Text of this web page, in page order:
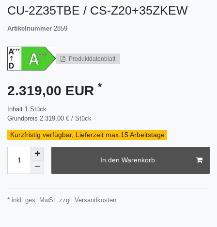
CU-2Z35TBE / CS-Z20+35ZKEW
Artikelnummer 2859
Produktdatenblatt
2.319,00 EUR *
Inhalt 1 Stück
Grundpreis 2.319,00 € / Stück
Kurzfristig verfügbar, Lieferzeit max.15 Arbeitstage
In den Warenkorb
* inkl. ges. MwSt. zzgl. Versandkosten